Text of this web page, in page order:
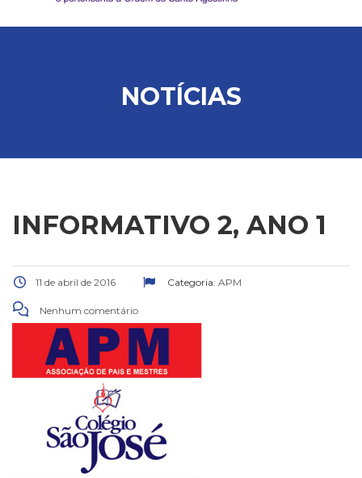
NOTÍCIAS
INFORMATIVO 2, ANO 1
11 de abril de 2016 Categoria: APM
Nenhum comentário